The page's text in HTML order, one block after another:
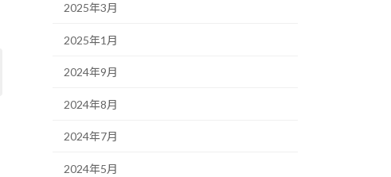
2025年3月
2025年1月
2024年9月
2024年8月
2024年7月
2024年5月